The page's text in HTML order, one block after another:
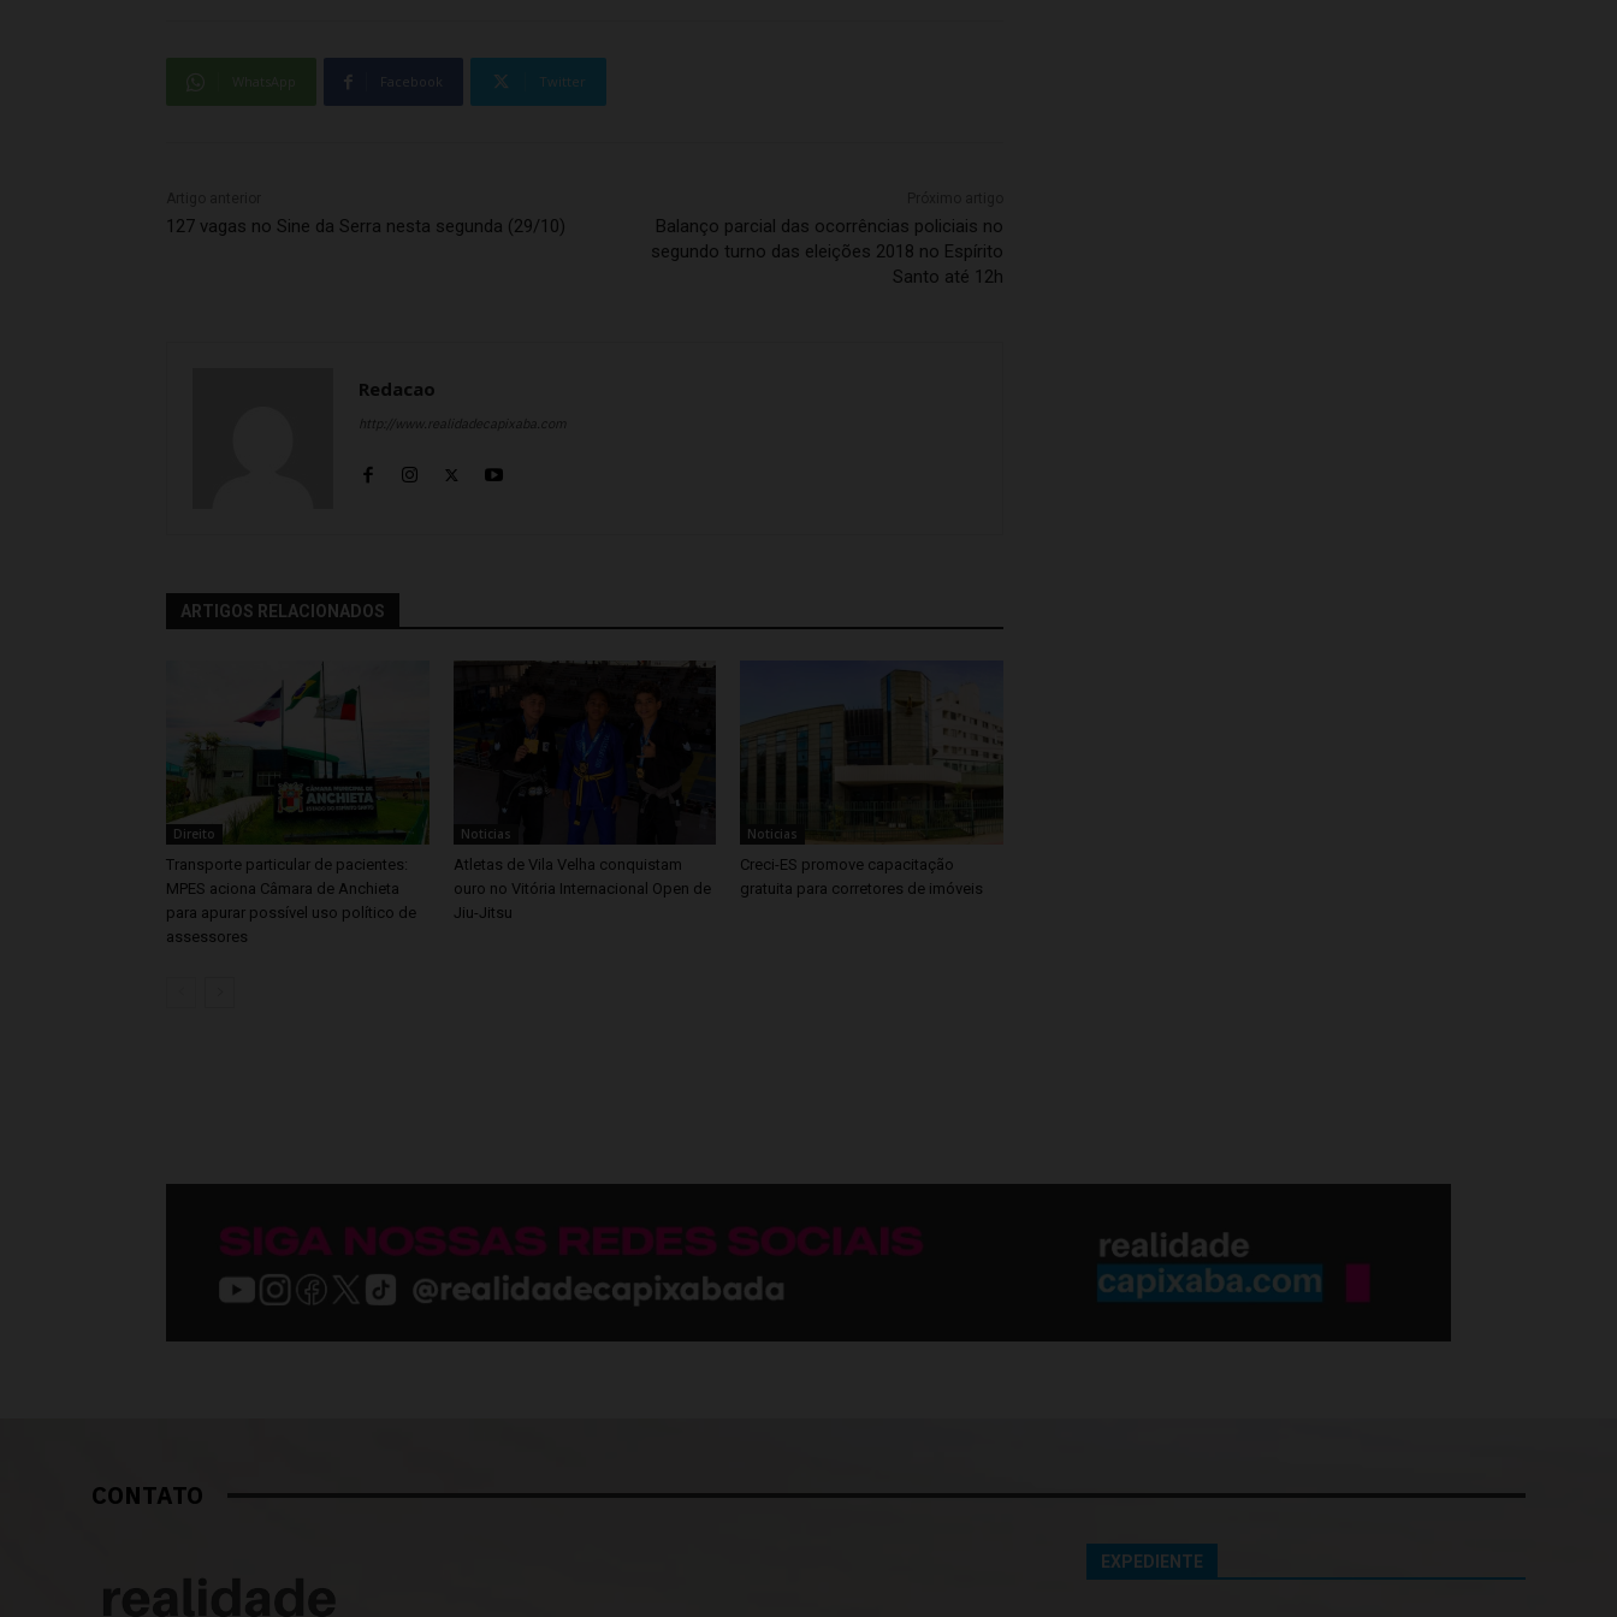
Facebook Twitter
127 vagas no Sine da Serra nesta segunda (29/10)
Balanço parcial das ocorrências policiais no
segundo turno das eleições 2018 no Espírito
Santo até 12h
Redacao
http://www.realidadecapixaba.com
ARTIGOS RELACIONADOS
Direito
Transporte particular de pacientes:
MPES aciona Câmara de Anchieta
para apurar possível uso político de
assessores
Noticias
Atletas de Vila Velha conquistam
ouro no Vitória Internacional Open de
Jiu-Jitsu
Noticias
Creci-ES promove capacitação
gratuita para corretores de imóveis
CONTATO
EXPEDIENTE